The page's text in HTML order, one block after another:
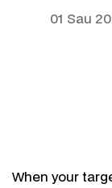
01 Sau
When your